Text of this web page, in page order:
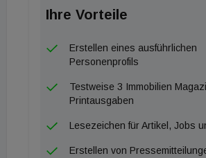
Ihre Vorteile
Erstellen eines ausführlichen
Personenprofils
Testweise 3 Immobilien
Printausgaben
Lesezeichen für Artikel, Jobs
Erstellen von